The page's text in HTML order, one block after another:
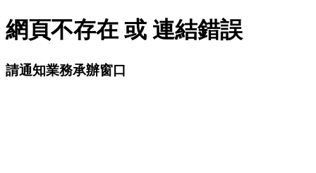
網頁不存在 或 連結錯誤
請通知業務承辦窗口